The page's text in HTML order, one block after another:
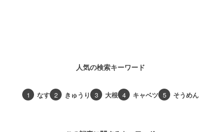
人気の検索キーワード
1 なす 2 きゅうり 3 大根 4 キャベツ 5 そうめん